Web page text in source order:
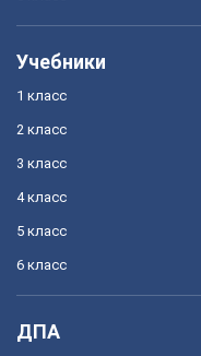
Учебники
1 класс
2 класс
3 класс
4 класс
5 класс
6 класс
ДПА